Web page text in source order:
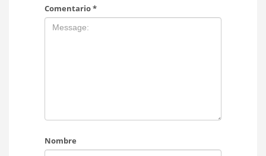
Comentario*
Nombre